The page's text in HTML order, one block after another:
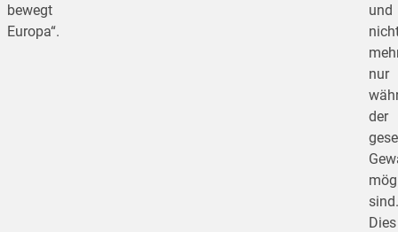
bewegt
Europa“.
und
nur
der
sind.
Dies